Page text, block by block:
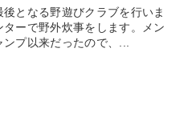
となる野遊びクラブを行いま
ーで野外炊事をします。メン
プ以来だったので、...